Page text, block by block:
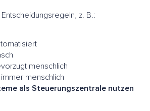
z. B.:
menschlich
menschlich
als Steuerungszentrale nutzen